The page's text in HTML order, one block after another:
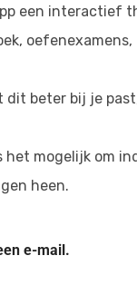
een interactief
dit beter bij je
het mogelijk om
heen.
e-mail.